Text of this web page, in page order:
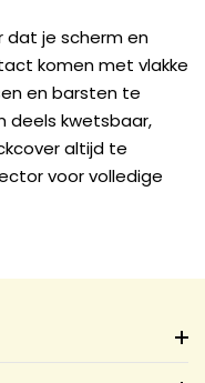
dat je scherm en
komen met vlakke
en barsten te
deels kwetsbaar,
altijd te
voor volledige